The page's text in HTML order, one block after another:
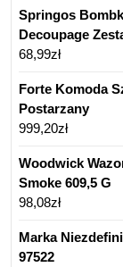
Springos
Decoupage
68,99zł
Forte Komoda
Postarzany
999,20zł
Woodwick
Smoke 609,5 G
98,08zł
Marka
97522